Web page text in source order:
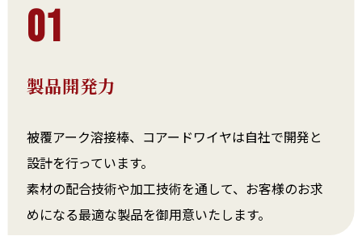
01
製品開発力
被覆アーク溶接棒、コアードワイヤは自社で開発と
設計を行っています。
素材の配合技術や加工技術を通して、お客様のお求
めになる最適な製品を御用意いたします。